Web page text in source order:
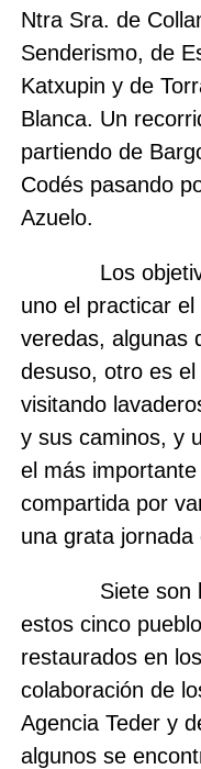
Ntra Sra. de
Senderismo, de
Katxupin y de
Blanca. Un
partiendo de
Codés pasando
Azuelo.
Los objetivos
uno el practicar
veredas, algunas
desuso, otro es
visitando
y sus caminos, y
el más
compartida por
una grata jornada
Siete son los
estos cinco
restaurados en
colaboración de
AgenciaTedery
algunos se